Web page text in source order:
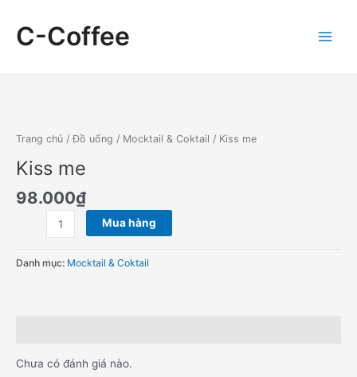
contentC-Coffee
Menu
Trang chủ /Đồ uống / Mocktail & Coktail / Kiss me
Kiss me
98.000₫
số
Mua hàng
Danh mục: Mocktail & Coktail
Chưa có đánh giá nào.